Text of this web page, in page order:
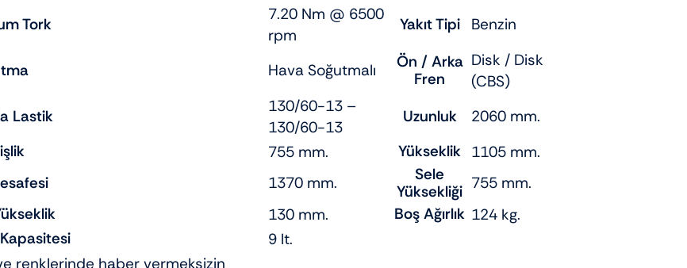
Tork
7.20 Nm @ 6500
rpm
Yakıt Tipi Benzin
Hava Soğutmalı
Ön / Arka
Fren
Disk / Disk
(CBS)
Lastik
130/60-13 –
130/60-13
Uzunluk
2060 mm.
755 mm. Yükseklik 1105 mm.
1370 mm.
Sele
Yüksekliği 755 mm.
130 mm. Boş Ağırlık 124 kg.
Kapasitesi
9 lt.
renklerinde haber vermeksizin